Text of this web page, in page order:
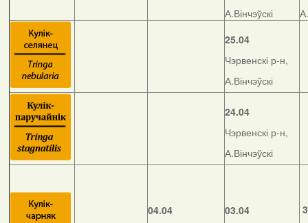
А.Вінчэўскі
25.04
Чэрвенскі р-н,
А.Вінчэўскі
24.04
Чэрвенскі р-н,
А.Вінчэўскі
04.04
03.04